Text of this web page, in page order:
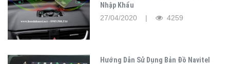
Nhập Khẩu
27/04/2020 |
4259
Hướng Dẫn Sử Dụng Bản Đồ Navitel